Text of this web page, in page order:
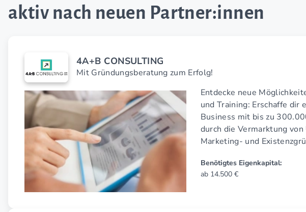
aktiv nach neuen Partner:innen
4A+B CONSULTING
Mit Gründungsberatung zum Erfolg!
Entdecke neue
und Training: Erschaffe dir
Business mit bis zu
durch die Vermarktung
Marketing- und
Benötigtes Eigenkapital:
ab 14.500 €